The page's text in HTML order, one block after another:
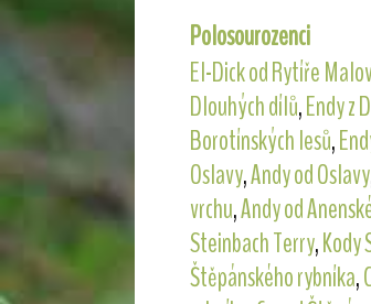
Polosourozenci
El-Dick od Rytíře
Dlouhých dílů,Endy z
Borotínských lesů,
Oslavy,Andy od Oslavy
vrchu,Andy od
Steinbach Terry,Kody
Štěpánského rybníka,